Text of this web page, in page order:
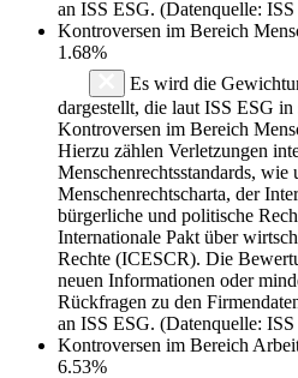
an ISS ESG. (Datenquelle:
Kontroversen im Bereich
1.68%
Es wird die
dargestellt, die laut ISS ESG
Kontroversen im Bereich
Hierzu zählen Verletzungen
Menschenrechtsstandards, wie
Menschenrechtscharta, der
bürgerliche und politische
Internationale Pakt über
Rechte (ICESCR). Die
neuen Informationen oder
Rückfragen zu den
an ISS ESG. (Datenquelle:
Kontroversen im Bereich
6.53%